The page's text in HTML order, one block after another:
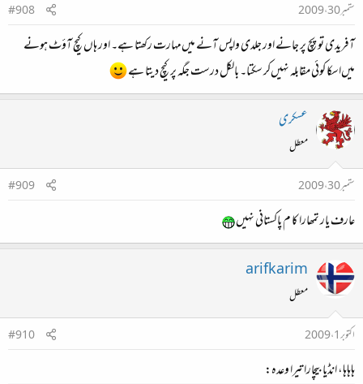
ستمبر 30، 2009
#908
آفریدی تو پچ پر جانے اور جلدی واپس آنے میں‌مہارت رکھتا ہے۔ اور ہاں کیچ آؤٹ ہونے
میں‌اسکا کوئی مقابلہ نہیں‌کر سکتا۔ بالکل درست جگہ پر کیچ دیتا ہے
عسکری
معطل
ستمبر 30، 2009
#909
عارف یار تمھارا کا م پاکستانی نہیں
arifkarim
معطل
اکتوبر 1، 2009
#910
ہاہاہا، انڈیا بیچارا تیرا وعدہ: